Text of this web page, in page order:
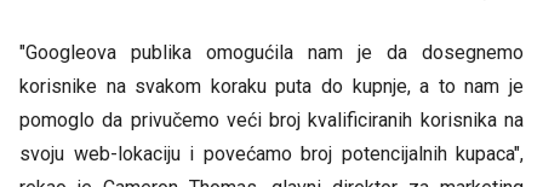
"Googleova publika omogućila nam je da dosegnemo
korisnike na svakom koraku puta do kupnje, a to nam je
pomoglo da privučemo veći broj kvalificiranih korisnika na
svoju web-lokaciju i povećamo broj potencijalnih kupaca",